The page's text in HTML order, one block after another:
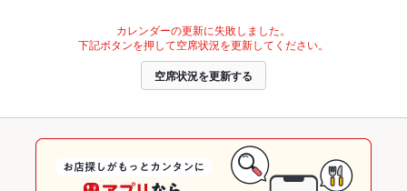
カレンダーの更新に失敗しました。
下記ボタンを押して空席状況を更新してください。
空席状況を更新する